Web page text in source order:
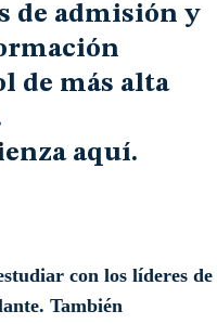
de admisión y
de más alta
aquí.
con los líderes de
También